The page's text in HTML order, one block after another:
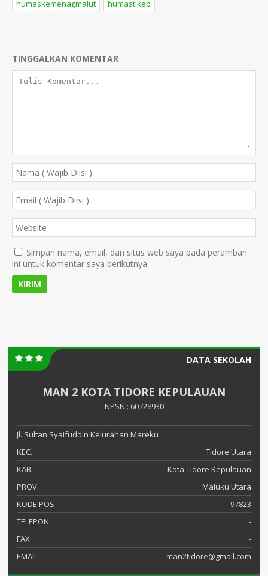
humaskemenagmalut humastikep
TINGGALKAN KOMENTAR
Simpan nama, email, dan situs web saya pada peramban
ini untuk komentar saya berikutnya.
DATA SEKOLAH
MAN 2 KOTA TIDORE KEPULAUAN
NPSN : 60728930
Jl. Sultan Syaifuddin Kelurahan Mareku
KEC.
Tidore Utara
KAB.
Kota Tidore Kepulauan
PROV.
Maluku Utara
KODE POS
97823
TELEPON
-
FAX
-
EMAIL
man2tidore@gmail.com